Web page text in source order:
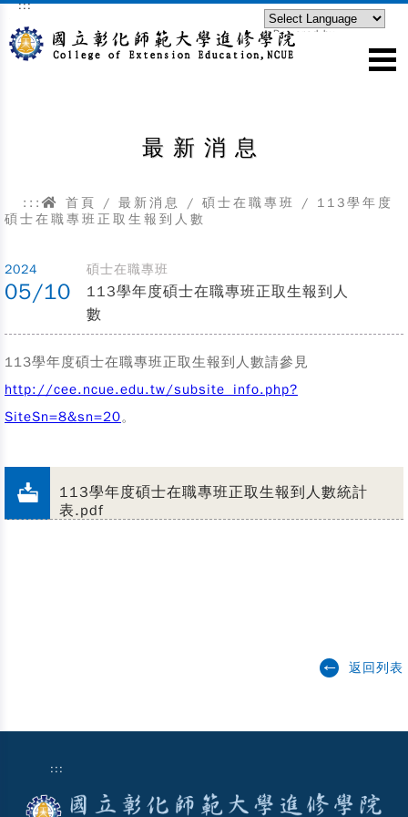
跳到主要內容區塊
:::
Powered by
最新消息
::: 首頁 / 最新消息 / 碩士在職專班 / 113學年度
碩士在職專班正取生報到人數
2024
05/10
碩士在職專班
113學年度碩士在職專班正取生報到人
數
113學年度碩士在職專班正取生報到人數請參見
http://cee.ncue.edu.tw/subsite_info.php?
SiteSn=8&sn=20。
113學年度碩士在職專班正取生報到人數統計
表.pdf
返回列表
:::